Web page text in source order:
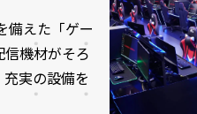
備えた「ゲー
機材がそろ
実の設備を